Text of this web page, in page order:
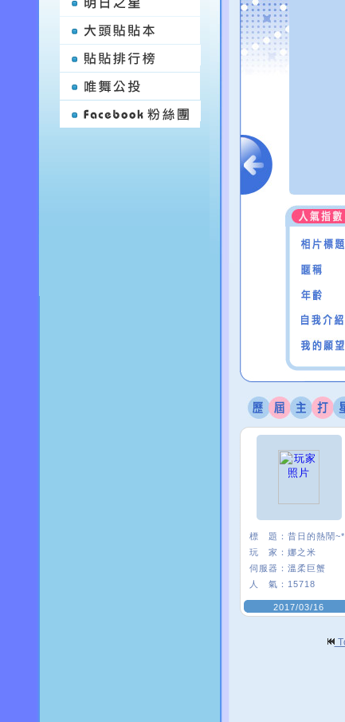
標 題： 昔日的熱鬧~*
玩 家： 娜之米
伺服器： 溫柔巨蟹
人 氣： 15718
2017/03/16